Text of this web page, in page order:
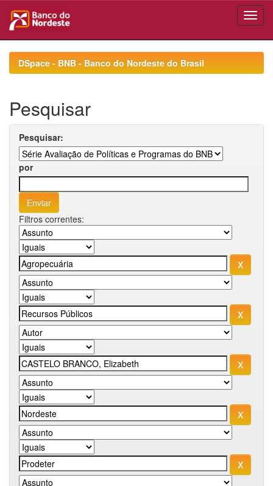
navigationDSpace - BNB - Banco do Nordeste do Brasil
Pesquisar
Pesquisar:
por
Filtros correntes: